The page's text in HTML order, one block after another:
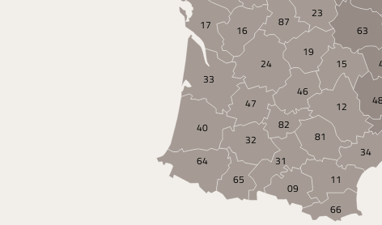
23
87
16
17
19
24 15
12
34
63
33
47
46
40
32
82
64
65
31
09
81
11
66